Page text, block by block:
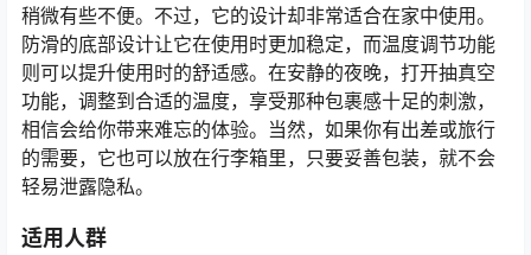
稍微有些不便。不过，它的设计却非常适合在家中使用。
防滑的底部设计让它在使用时更加稳定，而温度调节功能
则可以提升使用时的舒适感。在安静的夜晚，打开抽真空
功能，调整到合适的温度，享受那种包裹感十足的刺激，
相信会给你带来难忘的体验。当然，如果你有出差或旅行
的需要，它也可以放在行李箱里，只要妥善包装，就不会
轻易泄露隐私。
适用人群